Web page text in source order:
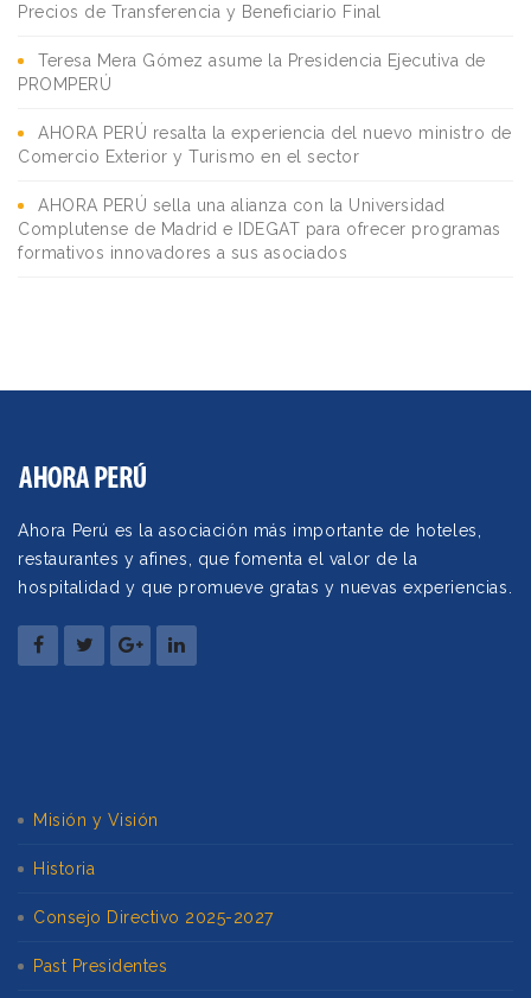
Precios de Transferencia y Beneficiario Final
Teresa Mera Gómez asume la Presidencia Ejecutiva de
PROMPERÚ
AHORA PERÚ resalta la experiencia del nuevo ministro de
Comercio Exterior y Turismo en el sector
AHORA PERÚ sella una alianza con la Universidad
Complutense de Madrid e IDEGAT para ofrecer programas
formativos innovadores a sus asociados
Ahora Perú es la asociación más importante de hoteles,
restaurantes y afines, que fomenta el valor de la
hospitalidad y que promueve gratas y nuevas experiencias.
Misión y Visión
Historia
Consejo Directivo 2025-2027
Past Presidentes